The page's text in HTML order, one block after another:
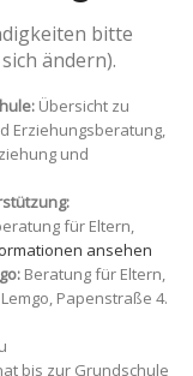
bitte
ändern).
Übersicht zu
Erziehungsberatung,
und
für Eltern,
ansehen
Beratung für Eltern,
Papenstraße 4.
bis zur Grundschule